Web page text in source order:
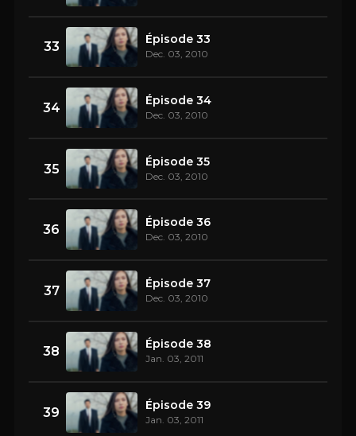
33 Épisode 33
Dec. 03, 2010
34 Épisode 34
Dec. 03, 2010
35 Épisode 35
Dec. 03, 2010
36 Épisode 36
Dec. 03, 2010
37 Épisode 37
Dec. 03, 2010
38 Épisode 38
Jan. 03, 2011
39 Épisode 39
Jan. 03, 2011